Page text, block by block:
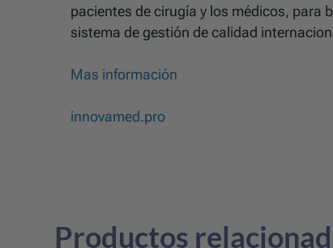
pacientes de cirugía y los médicos, para
sistema de gestión de calidad
Mas información
innovamed.pro
Productos